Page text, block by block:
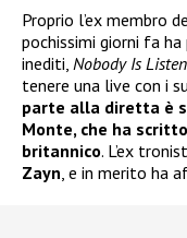
Proprio l’ex membro
pochissimi giorni fa
inediti, Nobody Is
tenere una live con i
parte alla diretta è
Monte, che ha
britannico. L’ex
Zayn, e in merito ha